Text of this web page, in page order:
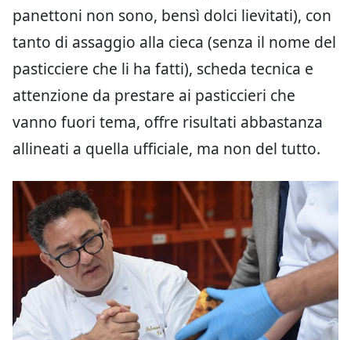
panettoni non sono, bensì dolci lievitati), con
tanto di assaggio alla cieca (senza il nome del
pasticciere che li ha fatti), scheda tecnica e
attenzione da prestare ai pasticcieri che
vanno fuori tema, offre risultati abbastanza
allineati a quella ufficiale, ma non del tutto.